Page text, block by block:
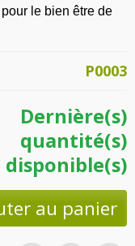
le bien être de
P0003
Dernière(s)
quantité(s)
disponible(s)
au panier